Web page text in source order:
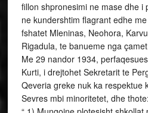
fillon shpronesimi ne mase dhe i
ne kundershtim flagrant edhe
fshatet Mleninas, Neohora,
Rigadula, te banueme nga
Me 29 nandor 1934,
Kurti, i drejtohet Sekretarit te
Qeveria greke nuk ka respektue
Sevres mbi minoritetet, dhe thote: